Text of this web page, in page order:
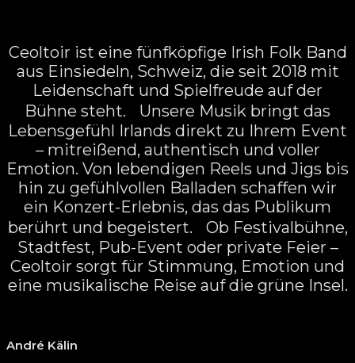
Ceoltoir ist eine fünfköpfige Irish Folk Band
aus Einsiedeln, Schweiz, die seit 2018 mit
Leidenschaft und Spielfreude auf der
Bühne steht. Unsere Musik bringt das
Lebensgefühl Irlands direkt zu Ihrem Event
– mitreißend, authentisch und voller
Emotion. Von lebendigen Reels und Jigs bis
hin zu gefühlvollen Balladen schaffen wir
ein Konzert-Erlebnis, das das Publikum
berührt und begeistert. Ob Festivalbühne,
Stadtfest, Pub-Event oder private Feier –
Ceoltoir sorgt für Stimmung, Emotion und
eine musikalische Reise auf die grüne Insel.
André Kälin